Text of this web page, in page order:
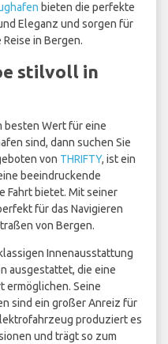
bieten die perfekte
Eleganz und sorgen für
in Bergen.
stilvoll in
besten Wert für eine
sind, dann suchen Sie
von THRIFTY, ist ein
beeindruckende
Fahrt bietet. Mit seiner
für das Navigieren
von Bergen.
Innenausstattung
ausgestattet, die eine
ermöglichen. Seine
sind ein großer Anreiz für
produziert es
und trägt so zum